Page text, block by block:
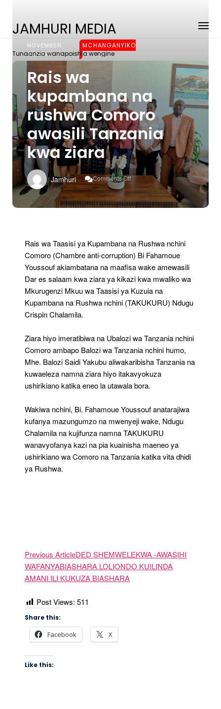
JAMHURI MEDIA
Tunaanzia wanapoishia wengine
NOVEMBER
16, 2025
MCHANGANYIKO
Rais wa
kupambana na
rushwa Comoro
awasili Tanzania
kwa ziara
Jamhuri Comments Off
On
Rais
Wa
Kupambana
Awasili
Tanzania
Kwa
Ziara
Rais wa Taasisi ya Kupambana na Rushwa nchini
Comoro (Chambre anti-corruption) Bi Fahamoue
Youssouf akiambatana na maafisa wake amewasili
Dar es salaam kwa ziara ya kikazi kwa mwaliko wa
Mkurugenzi Mkuu wa Taasisi ya Kuzuia na
Kupambana na Rushwa nchini (TAKUKURU) Ndugu
Crispin Chalamila.
Ziara hiyo imeratibiwa na Ubalozi wa Tanzania nchini
Comoro ambapo Balozi wa Tanzania nchini humo,
Mhe. Balozi Saidi Yakubu aliwakaribisha Tanzania na
kuwaeleza namna ziara hiyo itakavyokuza
ushirikiano katika eneo la utawala bora.
Wakiwa nchini, Bi. Fahamoue Youssouf anatarajiwa
kufanya mazungumzo na mwenyeji wake, Ndugu
Chalamila na kujifunza namna TAKUKURU
wanavyofanya kazi na pia kuainisha maeneo ya
ushirikiano wa Comoro na Tanzania katika vita dhidi
ya Rushwa.
Previous ArticleDED SHEMWELEKWA -AWASIHI
WAFANYABIASHARA LOLIONDO KUILINDA
AMANI ILI KUKUZA BIASHARA
Post Views: 511
Share this:
Facebook X
Like this: